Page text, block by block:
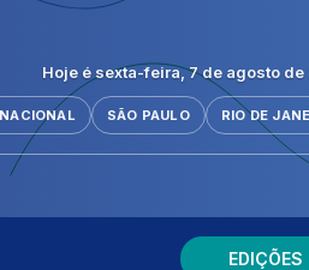
Hoje é sexta-feira, 7 de agosto
SÃO PAULO RIO DE
EDIÇÕES